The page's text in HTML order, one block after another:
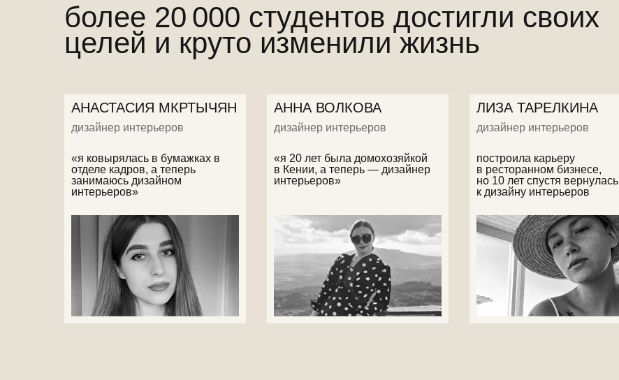
более 20 000 студентов достигли своих
целей и круто изменили жизнь
АНАСТАСИЯ МКРТЫЧЯН
дизайнер интерьеров
«я ковырялась в бумажках в
отделе кадров, а теперь
занимаюсь дизайном
интерьеров»
АННА ВОЛКОВА
дизайнер интерьеров
«я 20 лет была домохозяйкой
в Кении, а теперь — дизайнер
интерьеров»
ЛИЗА ТАРЕЛКИНА
дизайнер интерьеров
построила карьеру
в ресторанном бизнесе,
но 10 лет спустя вернулась
к дизайну интерьеров